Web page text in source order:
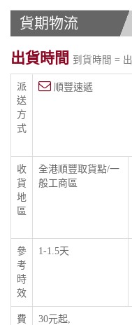
貨期物流
出貨時間 到貨時間 =
派
送
方
式
順豐速遞
收
貨
地
區
全港順豐取貨點/一
般工商區
參
考
時
效
1-1.5天
費
30元起,